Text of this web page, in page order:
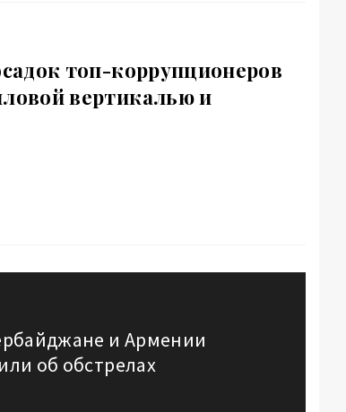
топ-коррупционеров
вертикалью и
и Армении
об обстрелах